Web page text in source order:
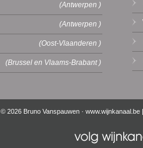
(Antwerpen )
(Antwerpen )
(Oost-Vlaanderen )
(Brussel en Vlaams-Brabant )
© 2026 Bruno Vanspauwen · www.wijnkanaal.be